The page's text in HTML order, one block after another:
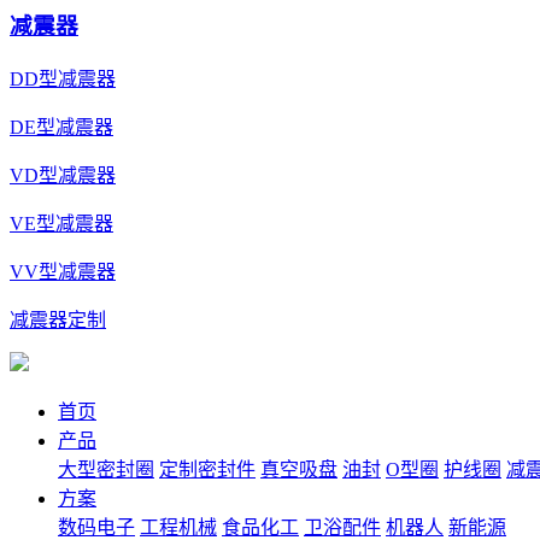
减震器
DD型减震器
DE型减震器
VD型减震器
VE型减震器
VV型减震器
减震器定制
首页
产品
大型密封圈 定制密封件 真空吸盘 油封 O型圈 护线圈 减
方案
数码电子 工程机械 食品化工 卫浴配件 机器人 新能源